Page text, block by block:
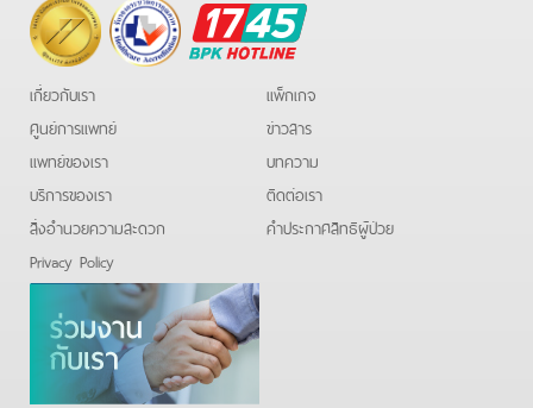
BPK
Hotline
เกี่ยวกับเรา
ศูนย์การแพทย์
แพทย์ของเรา
บริการของเรา
สิ่งอำนวยความสะดวก
Privacy Policy
แพ็กเกจ
ข่าวสาร
บทความ
ติดต่อเรา
คําประกาศสิทธิผู้ป่วย